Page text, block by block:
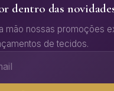
dentro das
mão nossas promoções
de tecidos.